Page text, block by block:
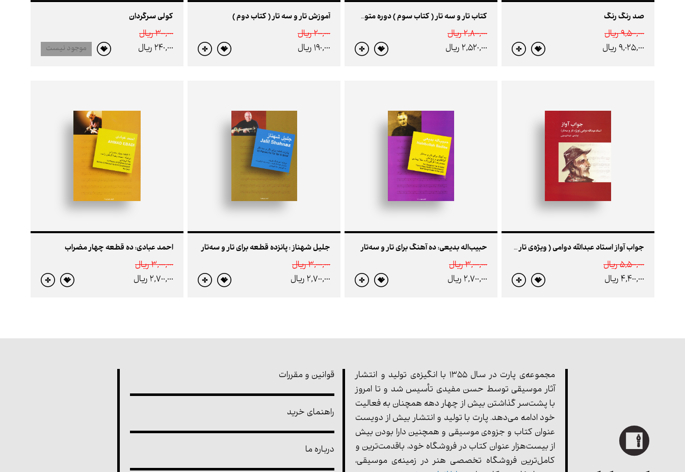
صد رنگ رنگ
9,500,000 ريال
9,025,000 ريال
کتاب تار و سه تار ( کتاب سوم ) دوره متوسطه / میزان های لنگ و تکنیک های تکمیلی
2,800,000 ريال
2,520,000 ريال
آموزش تار و سه تار ( کتاب دوم )
200,000 ريال
190,000 ريال
کولی سرگردان
300,000 ريال
240,000 ريال
موجود نیست
جواب آواز استاد عبدالله دوامی ( ویژه‌ی تار و سه‌ تار )
5,500,000 ريال
4,400,000 ريال
حبیب‌اله بدیعی: ده آهنگ برای تار و سه‌تار
3,000,000 ريال
2,700,000 ريال
جلیل شهناز : پانزده قطعه برای تار و سه‌تار
3,000,000 ريال
2,700,000 ريال
احمد عبادی: ده قطعه چهار مضراب
3,000,000 ريال
2,700,000 ريال
مجموعه‌ی پارت در سال 1355 با انگیزه‌ی تولید و انتشار
آثار موسیقی توسط حسن مفیدی تأسیس شد و تا امروز
با پشت‌سر گذاشتن بیش از چهار دهه همچنان به فعالیت
خود ادامه می‌دهد. پارت با تولید و انتشار بیش از دویست
عنوان کتاب و جزوه‌ی موسیقی و همچنین دارا بودن بیش
از بیست‌هزار عنوان کتاب در فروشگاه خود، باقدمت‌ترین و
کامل‌ترین فروشگاه تخصصی هنر در زمینه‌ی موسیقی،
قوانین و مقررات
راهنمای خرید
درباره ما